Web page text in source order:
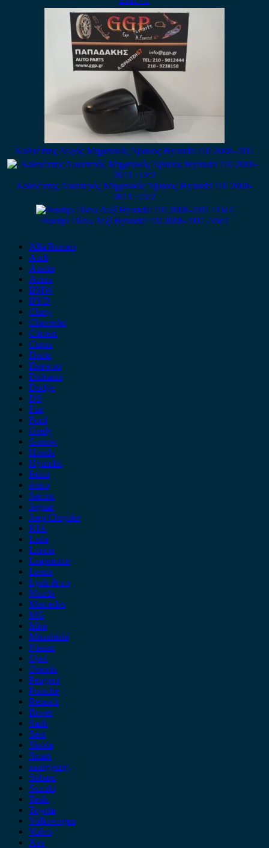
Καθρέπτης Δεξιός Μηχανικός Άβαφος Hyundai i10 2008-2011
Καθρέπτης Αριστερός Μηχανικός Άβαφος Hyundai i10 2008-
2011 / Οc2
Φανάρι Πίσω Δεξί Hyundai i10 2008-2011 / Οc4
Alfa Romeo
Audi
Austin
Acura
BMW
BYD
Chery
Chevrolet
Citroen
Cupra
Dacia
Daewoo
Daihatsu
Dodge
DS
Fiat
Ford
Geely
Gonow
Honda
Hyundai
Isuzu
iveco
Jaecoo
Jaguar
Jeep Chrysler
KIA
Lada
Lancia
Leapmotor
Lexus
Lynk & co
Mazda
Mercedes
MG
Mini
Mitsubishi
Nissan
Opel
Omoda
Peugeot
Porsche
Renault
Rover
Saab
Seat
Skoda
Smart
ssangyong
Subaru
Suzuki
Tesla
Toyota
Volkswagen
Volvo
Xev